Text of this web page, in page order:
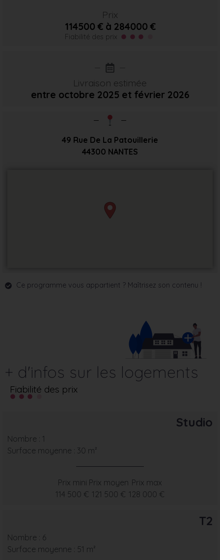
Prix
114500 € à 284000 €
Fiabilité des prix
Livraison estimée
entre octobre 2025 et février 2026
49 Rue De La Patouillerie
44300 NANTES
Ce programme vous appartient ? Maîtrisez son contenu !
+ d'infos sur les logements
Fiabilité des prix
Studio
Nombre : 1
Surface moyenne : 30 m²
Prix mini
114 500 €
Prix moyen
121 500 €
Prix max
128 000 €
T2
Nombre : 6
Surface moyenne : 51 m²